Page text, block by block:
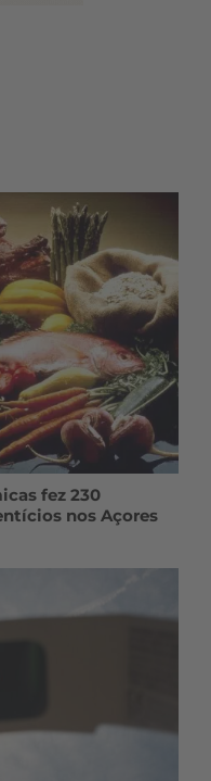
fez 230
nos Açores